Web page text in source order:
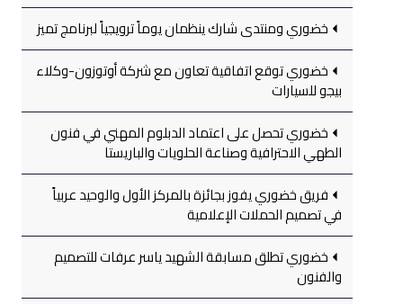
خضوري ومنتدى شارك ينظمان يوماً ترويجياً لبرنامج تميز
خضوري توقع اتفاقية تعاون مع شركة أوتوزون-وكلاء
بيجو للسيارات
خضوري تحصل على اعتماد الدبلوم المهني في فنون
الطهي الاحترافية وصناعة الحلويات والباريستا
فريق خضوري يفوز بجائزة بالمركز الأول والوحيد عربياً
في تصميم الحملات الإعلامية
خضوري تطلق مسابقة الشهيد ياسر عرفات للتصميم
والفنون